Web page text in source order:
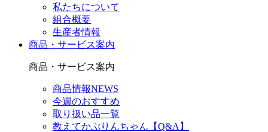
私たちについて
組合概要
生産者情報
商品・サービス案内
商品・サービス案内
商品情報NEWS
今週のおすすめ
取り扱い品一覧
教えてかぶりんちゃん【Q&A】